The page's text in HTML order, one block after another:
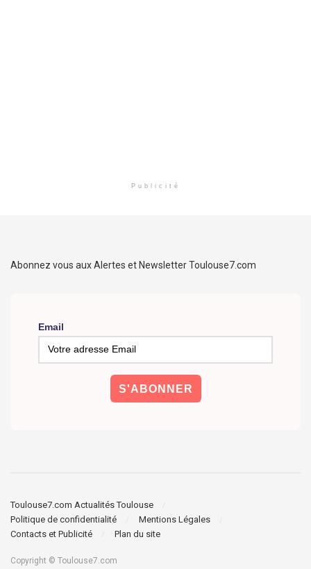
Publicité
Abonnez vous aux Alertes et Newsletter Toulouse7.com
Email
Toulouse7.com Actualités Toulouse
Politique de confidentialité
Mentions Légales
Contacts et Publicité
Plan du site
Copyright © Toulouse7.com